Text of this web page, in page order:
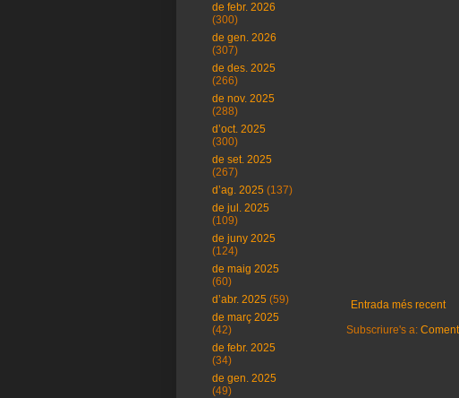
Entrada més recent
Subscriure's a:
de febr. 2026
(300)
de gen. 2026
(307)
de des. 2025
(266)
de nov. 2025
(288)
d’oct. 2025
(300)
de set. 2025
(267)
d’ag. 2025 (137)
de jul. 2025
(109)
de juny 2025
(124)
de maig 2025
(60)
d’abr. 2025 (59)
de març 2025
(42)
de febr. 2025
(34)
de gen. 2025
(49)